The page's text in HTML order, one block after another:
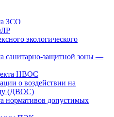
ЗСО
экологического
санитарно-защитной зоны —
НВОС
о воздействии на
(ДВОС)
нормативов допустимых